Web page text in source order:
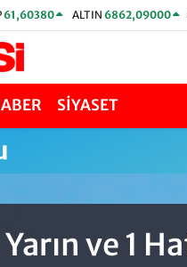
61,60380 ALTIN 6862,09000
SİYASET
ve 1